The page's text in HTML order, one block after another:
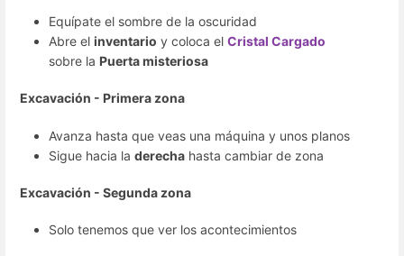
Equípate el sombre de la oscuridad
Abre el inventario y coloca el Cristal Cargado
sobre la Puerta misteriosa
Excavación - Primera zona
Avanza hasta que veas una máquina y unos planos
Sigue hacia la derecha hasta cambiar de zona
Excavación - Segunda zona
Solo tenemos que ver los acontecimientos